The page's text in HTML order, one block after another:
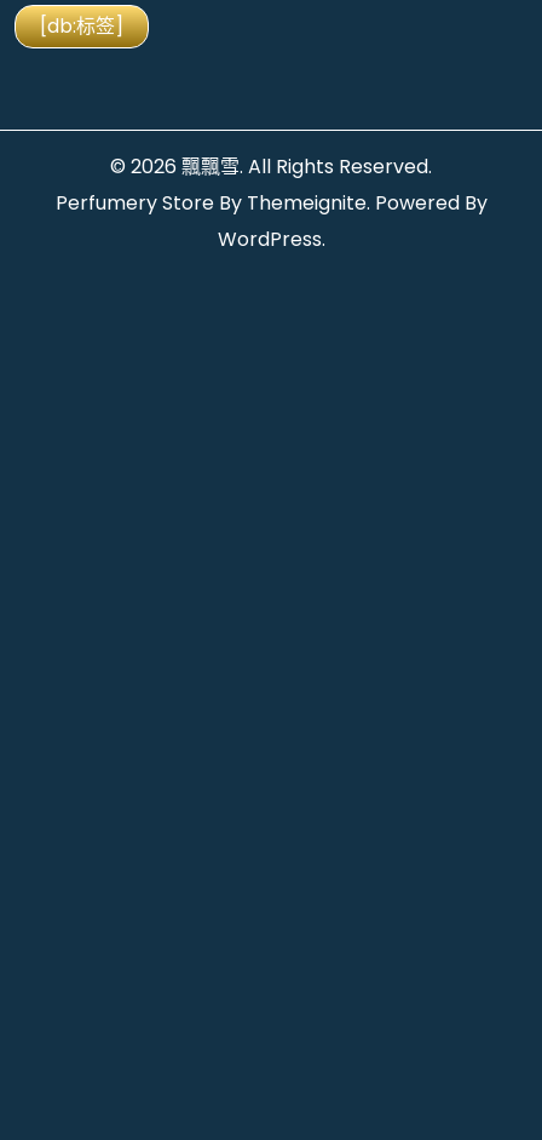
[db:标签]
© 2026飄飄雪. All Rights Reserved.
Perfumery Store By Themeignite. Powered By
WordPress.